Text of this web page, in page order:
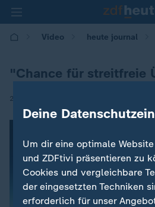
Video heute journal
"Chance für streitfreie
20.06.2026 | 22:45
Deine
Um dir eine optimale Website
und ZDFtivi präsentieren zu
Cookies und vergleichbare
der eingesetzten Techniken
erforderlich für unser